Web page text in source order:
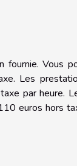
Vous
Les
par heure.
euros hors